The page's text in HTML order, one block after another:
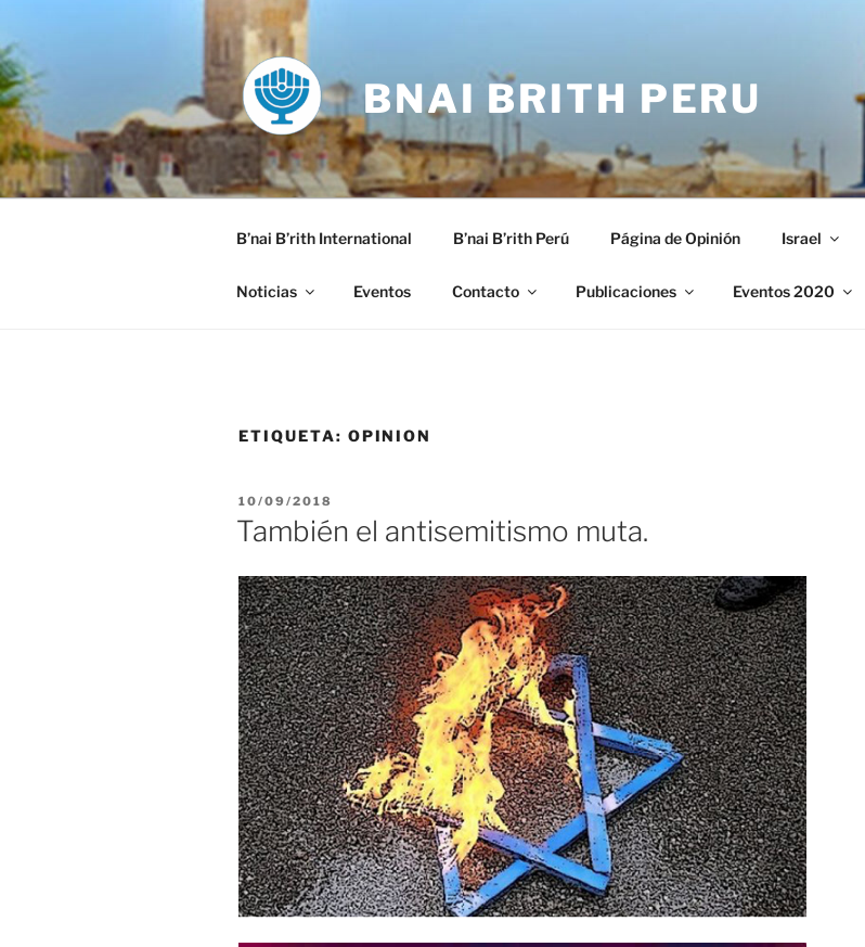
al
contenido
BNAI BRITH PERU
B’nai B’rith International B’nai B’rith Perú Página de Opinión Israel
Noticias Eventos Contacto Publicaciones Eventos 2020
ETIQUETA: OPINION
PUBLICADO
EL
10/09/2018
También el antisemitismo muta.